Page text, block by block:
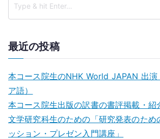
ゲ
シ
ョ
ン
最近の投稿
本コース院生のNHK World JAPAN 出演
ア語）
本コース院生出版の訳書の書評掲載・紹
文学研究科生のための「研究発表のため
ッション・プレゼン⼊⾨講座」